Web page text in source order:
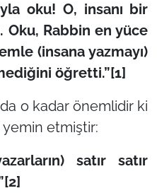
oku! O, insanı bir
Oku, Rabbin en yüce
(insana yazmayı)
öğretti.”[1]
o kadar önemlidir ki
etmiştir:
satır satır